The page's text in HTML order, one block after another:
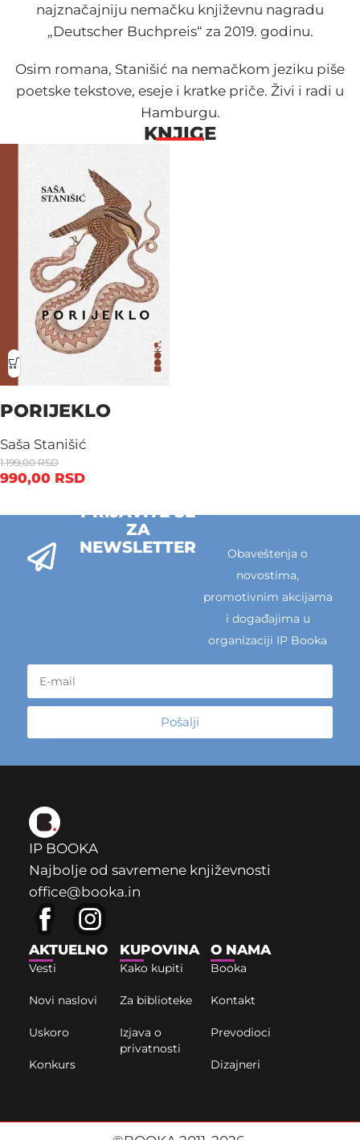
najznačajniju nemačku književnu nagradu
„Deutscher Buchpreis“ za 2019. godinu.
Osim romana, Stanišić na nemačkom jeziku piše
poetske tekstove, eseje i kratke priče. Živi i radi u
Hamburgu.
KNJIGE
PORIJEKLO
Saša Stanišić
1.199,00RSD
990,00 RSD
PRIJAVITE SE
ZA
NEWSLETTER
Obaveštenja o
novostima,
promotivnim akcijama
i događajima u
organizaciji IP Booka
Pošalji
IP BOOKA
Najbolje od savremene književnosti
office@booka.in
AKTUELNO
Vesti
Novi naslovi
Uskoro
Konkurs
KUPOVINA
Kako kupiti
Za biblioteke
Izjava o
privatnosti
O NAMA
Booka
Kontakt
Prevodioci
Dizajneri